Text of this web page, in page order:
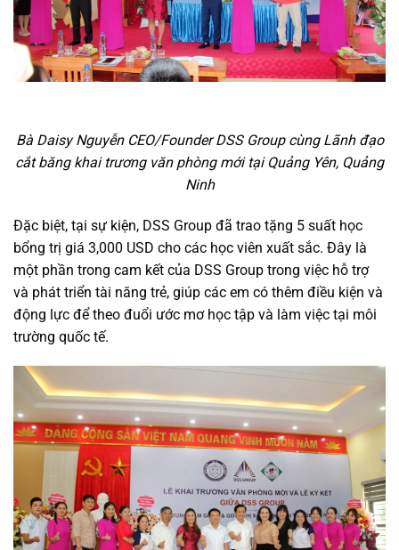
Bà Daisy Nguyễn CEO/Founder DSS Group cùng Lãnh đạo
cắt băng khai trương văn phòng mới tại Quảng Yên, Quảng
Ninh
Đặc biệt, tại sự kiện, DSS Group đã trao tặng 5 suất học
bổng trị giá 3,000 USD cho các học viên xuất sắc. Đây là
một phần trong cam kết của DSS Group trong việc hỗ trợ
và phát triển tài năng trẻ, giúp các em có thêm điều kiện và
động lực để theo đuổi ước mơ học tập và làm việc tại môi
trường quốc tế.